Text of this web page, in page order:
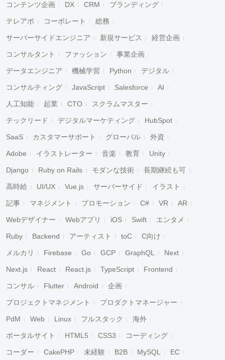
コンテンツ企画 DX CRM ブランディング
テレアポ コーポレート 総務
サーバーサイドエンジニア 新規サービス 経営企画
コンサルタント ファッション 事業企画
データエンジニア 機械学習 Python デジタル
コンサルティング JavaScript Salesforce AI
人工知能 起業 CTO スクラムマスター
テックリード デジタルマーケティング HubSpot
SaaS カスタマーサポート グローバル 外資
Adobe イラストレーター 音楽 教育 Unity
Django Ruby on Rails モダンな技術 長期継続も可
高時給 UI/UX Vue.js サーバーサイド イラスト
記事 マネジメント プロモーション C# VR AR
Webデザイナー Webアプリ iOS Swift エンタメ
Ruby Backend アーティスト toC C向け
メルカリ Firebase Go GCP GraphQL Next
Next.js React React.js TypeScript Frontend
コンサル Flutter Android 企画
プロジェクトマネジメント プロダクトマネージャー
PdM Web Linux フルスタック 海外
ポータルサイト HTML5 CSS3 コーディング
コーダー CakePHP 未経験 B2B MySQL EC